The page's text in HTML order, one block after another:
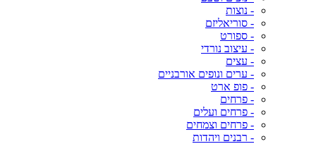
- נוצות
- סוריאליזם
- ספורט
- עיצוב נורדי
- עצים
- ערים ונופים אורבניים
- פופ ארט
- פרחים
- פרחים ועלים
- פרחים וצמחים
- רבנים ויהדות